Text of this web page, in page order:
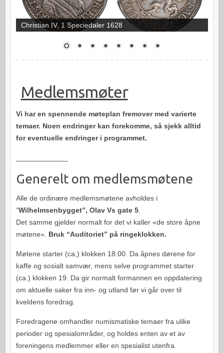
Christian IV, 1 Speciedaler 1628
Medlemsmøter
Vi har en spennende møteplan fremover med varierte
temaer. Noen endringer kan forekomme, så sjekk alltid
for eventuelle endringer i programmet.
Generelt om medlemsmøtene
Alle de ordinære medlemsmøtene avholdes i
“Wilhelmsenbygget”, Olav Vs gate 5.
Det samme gjelder normalt for det vi kaller «de store åpne
møtene». Bruk “Auditoriet” på ringeklokken.
Møtene starter (ca,) klokken 18.00. Da åpnes dørene for
kaffe og sosialt samvær, mens selve programmet starter
(ca.) klokken 19. Da gir normalt formannen en oppdatering
om aktuelle saker fra inn- og utland før vi går over til
kveldens foredrag.
Foredragene omhandler numismatiske temaer fra ulike
perioder og spesialområder, og holdes enten av et av
foreningens medlemmer eller en spesialist utenfra.